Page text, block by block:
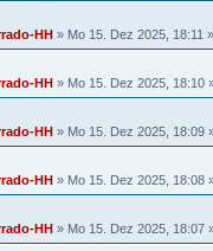
HH » Mo 15. Dez 2025, 18:11
HH » Mo 15. Dez 2025, 18:10
HH » Mo 15. Dez 2025, 18:09
HH » Mo 15. Dez 2025, 18:08
HH » Mo 15. Dez 2025, 18:07